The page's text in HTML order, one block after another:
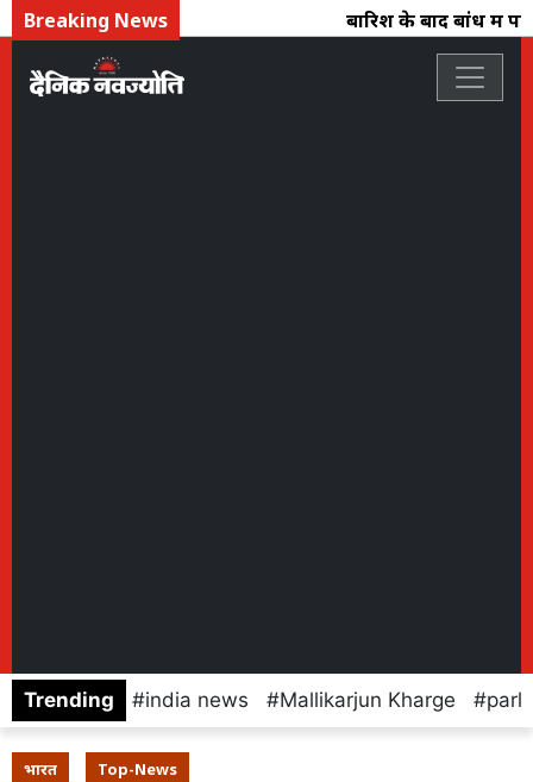
Breaking News बारिश के बाद बांध में
Trending india news Mallikarjun Kharge
भारत Top-News